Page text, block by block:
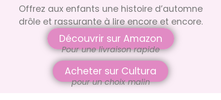
Offrez aux enfants une histoire d’automne
drôle et rassurante à lire encore et encore.
Découvrir sur Amazon
Pour une livraison rapide
Acheter sur Cultura
pour un choix malin